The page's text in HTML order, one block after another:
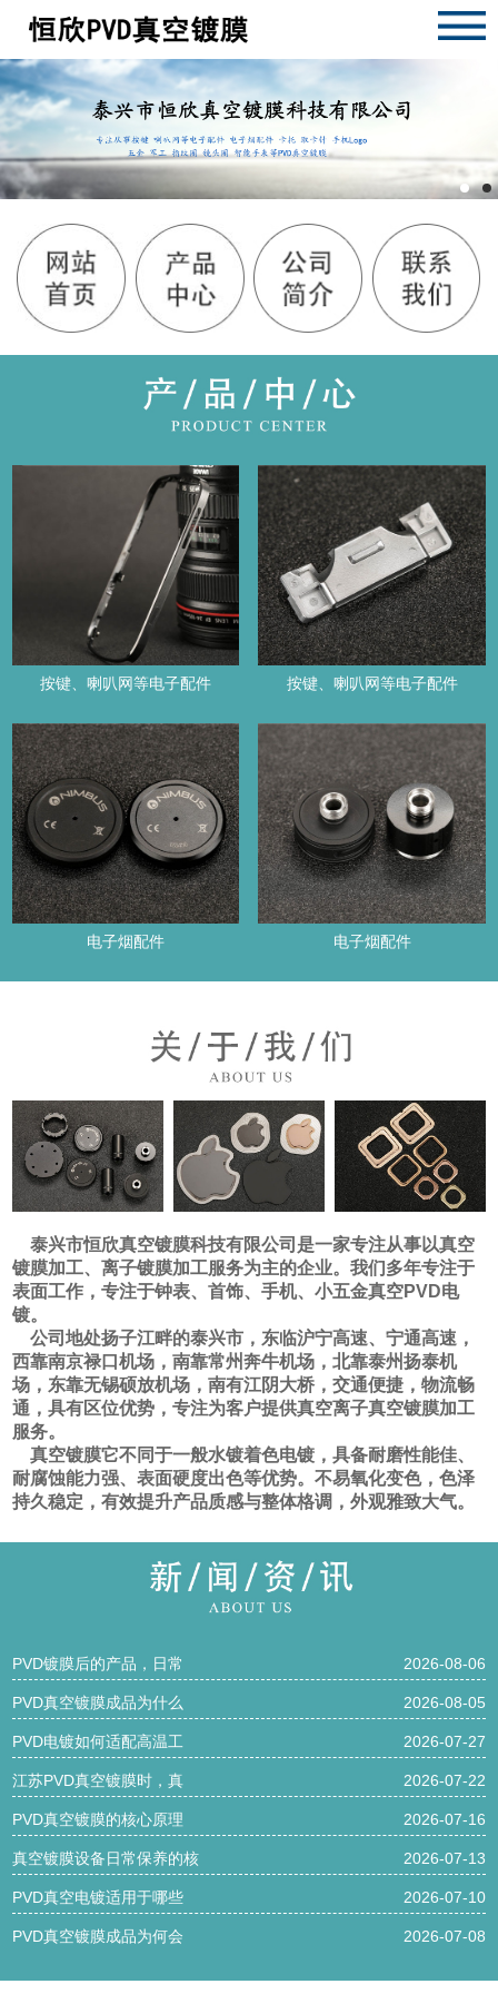
按键、喇叭网等电子配件 按键、喇叭网等电子配件
电子烟配件 电子烟配件
泰兴市恒欣真空镀膜科技有限公司是一家专注从事以真空
镀膜加工、离子镀膜加工服务为主的企业。我们多年专注于
表面工作，专注于钟表、首饰、手机、小五金真空PVD电
镀。
公司地处扬子江畔的泰兴市，东临沪宁高速、宁通高速，
西靠南京禄口机场，南靠常州奔牛机场，北靠泰州扬泰机
场，东靠无锡硕放机场，南有江阴大桥，交通便捷，物流畅
通，具有区位优势，专注为客户提供真空离子真空镀膜加工
服务。
真空镀膜它不同于一般水镀着色电镀，具备耐磨性能佳、
耐腐蚀能力强、表面硬度出色等优势。不易氧化变色，色泽
持久稳定，有效提升产品质感与整体格调，外观雅致大气。
PVD镀膜后的产品，日常 2026-08-06
PVD真空镀膜成品为什么 2026-08-05
PVD电镀如何适配高温工 2026-07-27
江苏PVD真空镀膜时，真 2026-07-22
PVD真空镀膜的核心原理 2026-07-16
真空镀膜设备日常保养的核 2026-07-13
PVD真空电镀适用于哪些 2026-07-10
PVD真空镀膜成品为何会 2026-07-08